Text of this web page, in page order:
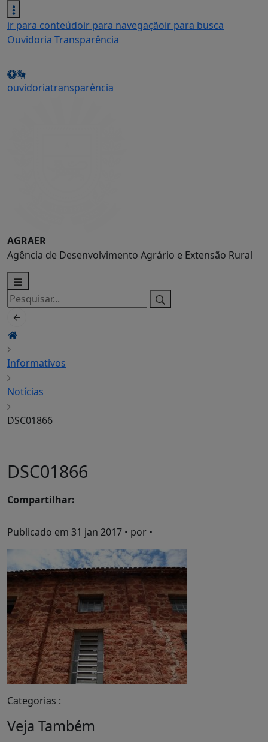
ir para conteúdoir para navegaçãoir para busca
Ouvidoria Transparência
ouvidoriatransparência
AGRAER
Agência de Desenvolvimento Agrário e Extensão Rural
Pesquisar
por:
Informativos
Notícias
DSC01866
DSC01866
Compartilhar:
Publicado em 31 jan 2017 • por •
Categorias :
Veja Também